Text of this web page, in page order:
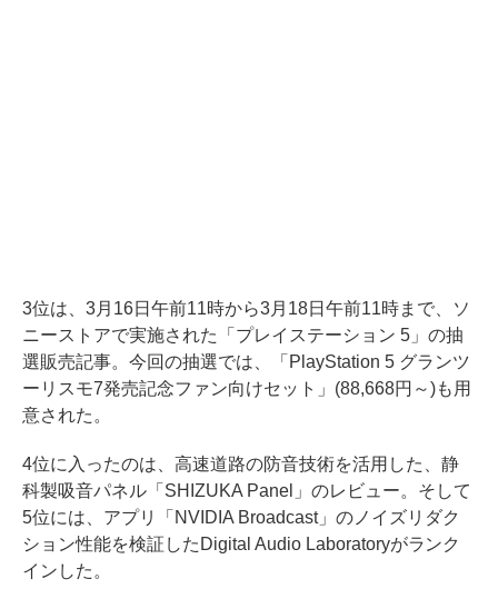
3位は、3月16日午前11時から3月18日午前11時まで、ソ
ニーストアで実施された「プレイステーション 5」の抽
選販売記事。今回の抽選では、「PlayStation 5 グランツ
ーリスモ7発売記念ファン向けセット」(88,668円～)も用
意された。
4位に入ったのは、高速道路の防音技術を活用した、静
科製吸音パネル「SHIZUKA Panel」のレビュー。そして
5位には、アプリ「NVIDIA Broadcast」のノイズリダク
ション性能を検証したDigital Audio Laboratoryがランク
インした。